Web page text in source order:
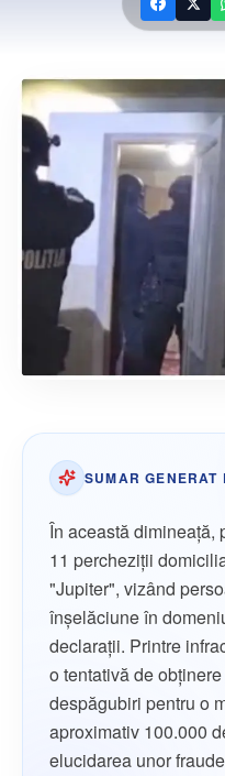
SUMAR GENERAT
În această dimineață,
11 percheziții
"Jupiter", vizând
înșelăciune în
declarații. Printre
o tentativă de
despăgubiri pentru o
aproximativ 100.000
elucidarea unor